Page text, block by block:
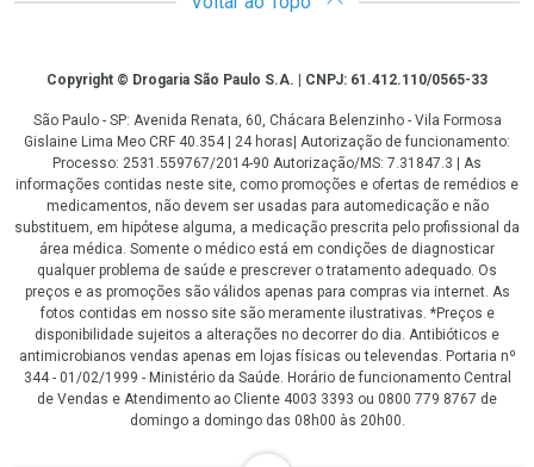
CopyrightCopyright © Drogaria São Paulo S.A. | CNPJ: 61.412.110/0565-33
São Paulo - SP: Avenida Renata, 60, Chácara Belenzinho - Vila Formosa
Gislaine Lima Meo CRF 40.354 | 24 horas| Autorização de funcionamento:
Processo: 2531.559767/2014-90 Autorização/MS: 7.31847.3 | As
informações contidas neste site, como promoções e ofertas de remédios e
medicamentos, não devem ser usadas para automedicação e não
substituem, em hipótese alguma, a medicação prescrita pelo profissional da
área médica. Somente o médico está em condições de diagnosticar
qualquer problema de saúde e prescrever o tratamento adequado. Os
preços e as promoções são válidos apenas para compras via internet. As
fotos contidas em nosso site são meramente ilustrativas. *Preços e
disponibilidade sujeitos a alterações no decorrer do dia. Antibióticos e
antimicrobianos vendas apenas em lojas físicas ou televendas. Portaria nº
344 - 01/02/1999 - Ministério da Saúde. Horário de funcionamento Central
de Vendas e Atendimento ao Cliente 4003 3393 ou 0800 779 8767 de
domingo a domingo das 08h00 às 20h00.